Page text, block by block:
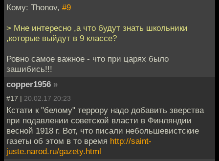
Кому: Thonov, #9
> Мне интересно ,а что будут знать школьники
,которые выйдут в 9 классе?
Ровно самое важное - что при царях было
зашибись!!!
copper1956 »
#17 | 20.02.17 20:23
Кстати к "белому" террору надо добавить зверства
при подавлении советской власти в Финляндии
весной 1918 г. Вот, что писали небольшевистские
газеты об этом в то время http://saint-
juste.narod.ru/gazety.html